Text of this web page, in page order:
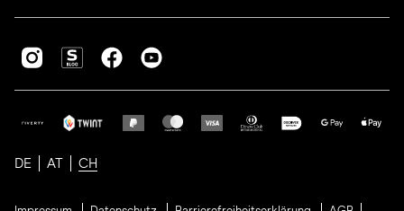
DE AT CH